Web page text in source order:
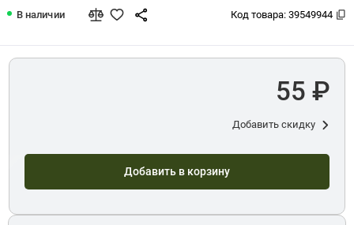
В наличии Код товара: 39549944
55 ₽
Добавить скидку
Добавить в корзину